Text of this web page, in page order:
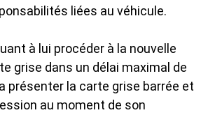
liées au véhicule.
à lui procéder à la nouvelle
grise dans un délai maximal de
présenter la carte grise barrée et
au moment de son